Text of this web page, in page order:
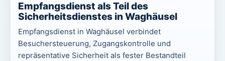
Empfangsdienst als Teil des
Sicherheitsdienstes in Waghäusel
Empfangsdienst in Waghäusel verbindet
Besuchersteuerung, Zugangskontrolle und
repräsentative Sicherheit als fester Bestandteil